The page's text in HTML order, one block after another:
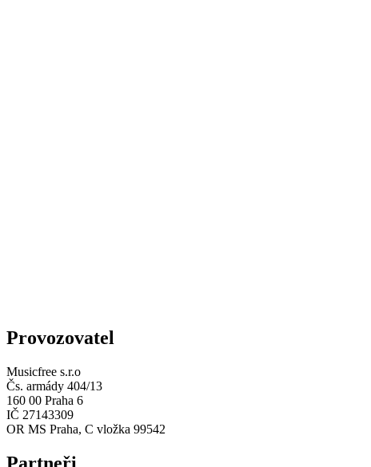
Provozovatel
Musicfree s.r.o
Čs. armády 404/13
160 00 Praha 6
IČ 27143309
OR MS Praha, C vložka 99542
Partneři